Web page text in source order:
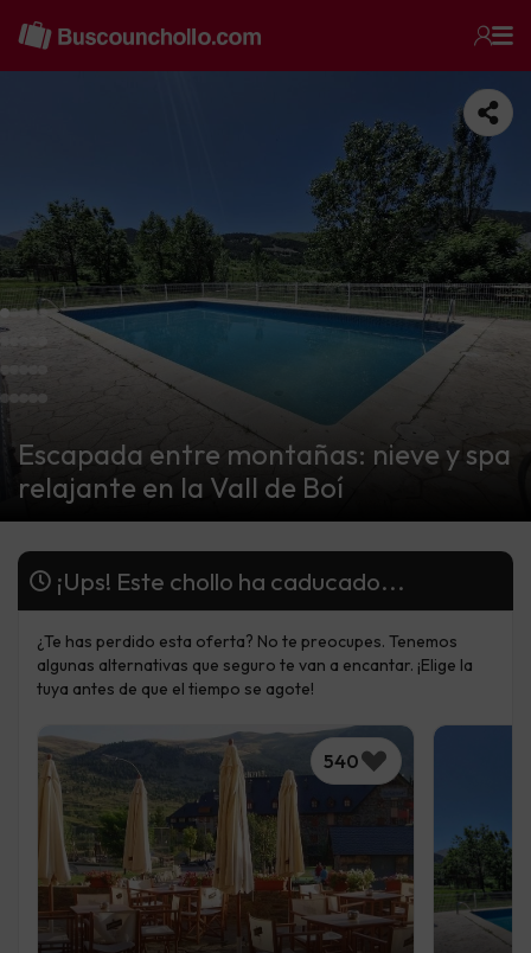
Escapada entre montañas: nieve y spa
relajante en la Vall de Boí
¡Ups! Este chollo ha caducado...
¿Te has perdido esta oferta? No te preocupes. Tenemos
algunas alternativas que seguro te van a encantar. ¡Elige la
tuya antes de que el tiempo se agote!
540